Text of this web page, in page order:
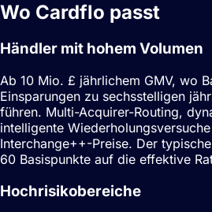
Wo Cardflo passt
Händler mit hohem Volumen
Ab 10 Mio. £ jährlichem GMV, wo
Einsparungen zu sechsstelligen
führen. Multi-Acquirer-Routing,
intelligente
Interchange++-Preise. Der
60 Basispunkte auf die effektive
Hochrisikobereiche